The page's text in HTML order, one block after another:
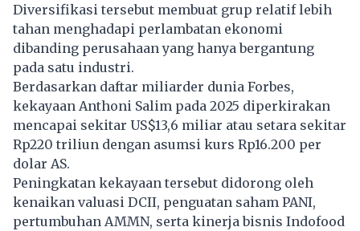
Diversifikasi tersebut membuat grup relatif lebih
tahan menghadapi perlambatan ekonomi
dibanding perusahaan yang hanya bergantung
pada satu industri.
Berdasarkan daftar miliarder dunia Forbes,
kekayaan Anthoni Salim pada 2025 diperkirakan
mencapai sekitar US$13,6 miliar atau setara sekitar
Rp220 triliun dengan asumsi kurs Rp16.200 per
dolar AS.
Peningkatan kekayaan tersebut didorong oleh
kenaikan valuasi DCII, penguatan saham PANI,
pertumbuhan AMMN, serta kinerja bisnis Indofood